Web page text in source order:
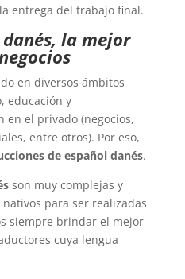
entrega del trabajo final.
la mejor
en diversos ámbitos
educación y
en el privado (negocios,
entre otros). Por eso,
de español danés.
son muy complejas y
para ser realizadas
siempre brindar el mejor
cuya lengua